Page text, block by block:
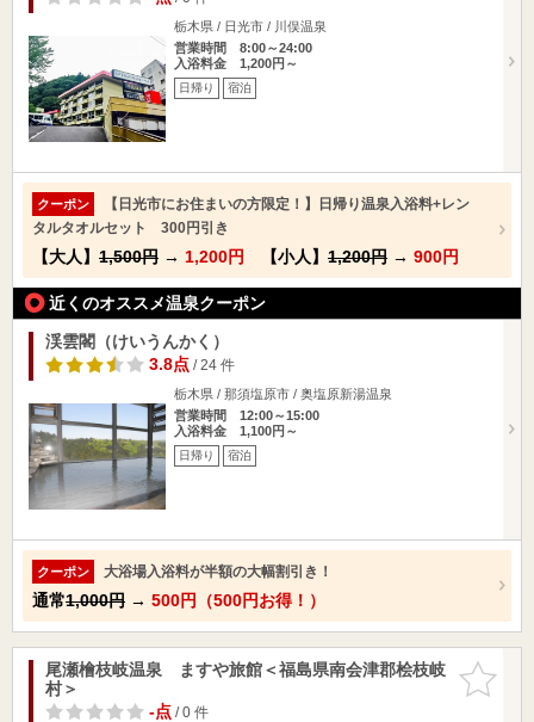
栃木県 / 日光市 / 川俣温泉
営業時間 8:00～24:00
入浴料金 1,200円～
日帰り 宿泊
クーポン
【日光市にお住まいの方限定！】日帰り温泉入浴料+レン
タルタオルセット 300円引き
【大人】 1,500円 → 1,200円 【小人】 1,200円 → 900円
近くのオススメ温泉クーポン
渓雲閣（けいうんかく）
3.8点/ 24 件
栃木県 / 那須塩原市 / 奥塩原新湯温泉
営業時間 12:00～15:00
入浴料金 1,100円～
日帰り 宿泊
クーポン 大浴場入浴料が半額の大幅割引き！
通常1,000円 → 500円（500円お得！）
お気に入
りに追加
尾瀬檜枝岐温泉 ますや旅館＜福島県南会津郡桧枝岐
村＞
-点/ 0 件